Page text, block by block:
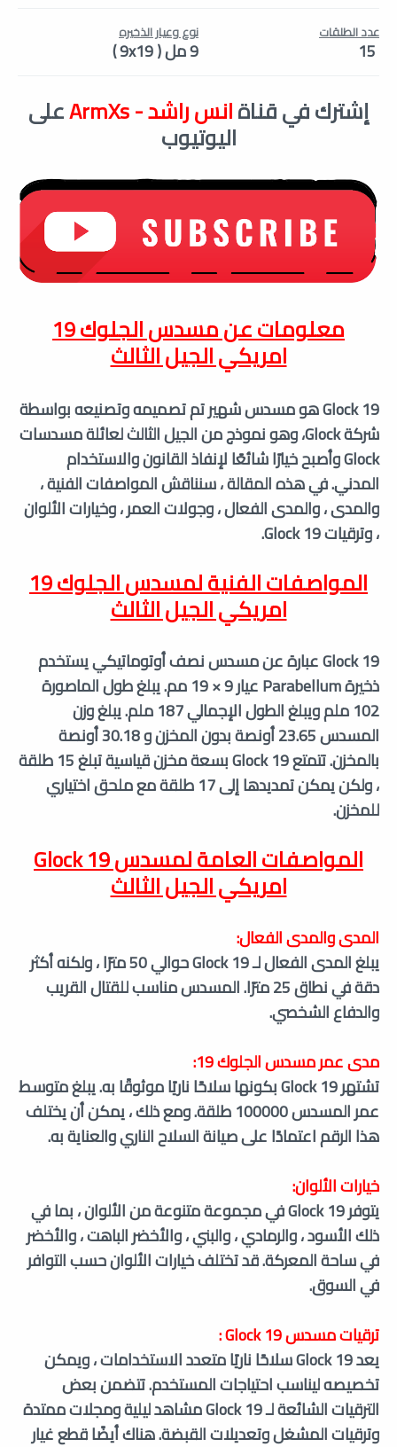
عدد الطلقات نوع وعيار الذخيره
9 مل ( 9x19 )
إشترك في قناةانس راشد - ArmXs على
اليوتيوب
معلومات عن مسدس الجلوك 19
امريكي الجيل الثالث
Glock 19 هو مسدس شهير تم تصميمه وتصنيعه بواسطة
شركة Glock، وهو نموذج من الجيل الثالث لعائلة مسدسات
Glock وأصبح خيارًا شائعًا لإنفاذ القانون والاستخدام
المدني. في هذه المقالة ، سنناقش المواصفات الفنية ،
والمدى ، والمدى الفعال ، وجولات العمر ، وخيارات الألوان
، وترقيات Glock 19.
المواصفات الفنية لمسدس الجلوك 19
امريكي الجيل الثالث
Glock 19 عبارة عن مسدس نصف أوتوماتيكي يستخدم
ذخيرة Parabellum عيار 9 × 19 مم. يبلغ طول الماصورة
102 ملم ويبلغ الطول الإجمالي 187 ملم. يبلغ وزن
المسدس 23.65 أونصة بدون المخزن و 30.18 أونصة
بالمخزن. تتمتع Glock 19 بسعة مخزن قياسية تبلغ 15 طلقة
، ولكن يمكن تمديدها إلى 17 طلقة مع ملحق اختياري
للمخزن.
المواصفات العامة لمسدس Glock 19
امريكي الجيل الثالث
المدى والمدى الفعال:
يبلغ المدى الفعال لـ Glock 19 حوالي 50 مترًا ، ولكنه أكثر
دقة في نطاق 25 مترًا. المسدس مناسب للقتال القريب
والدفاع الشخصي.
مدى عمر مسدس الجلوك 19:
تشتهر Glock 19 بكونها سلاحًا ناريًا موثوقًا به. يبلغ متوسط
عمر المسدس 100000 طلقة. ومع ذلك ، يمكن أن يختلف
هذا الرقم اعتمادًا على صيانة السلاح الناري والعناية به.
خيارات الألوان:
يتوفر Glock 19 في مجموعة متنوعة من الألوان ، بما في
ذلك الأسود ، والرمادي ، والبني ، والأخضر الباهت ، والأخضر
في ساحة المعركة. قد تختلف خيارات الألوان حسب التوافر
في السوق.
ترقيات مسدسGlock 19
:
يعد Glock 19 سلاحًا ناريًا متعدد الاستخدامات ، ويمكن
تخصيصه ليناسب احتياجات المستخدم. تتضمن بعض
الترقيات الشائعة لـ Glock 19 مشاهد ليلية ومجلات ممتدة
وترقيات المشغل وتعديلات القبضة. هناك أيضًا قطع غيار